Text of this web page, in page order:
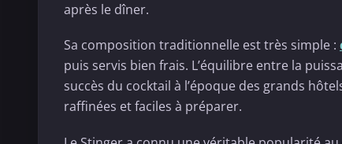
après le dîner.
Sa composition traditionnelle est très simple :
puis servis bien frais. L’équilibre entre la
succès du cocktail à l’époque des grands
raffinées et faciles à préparer.